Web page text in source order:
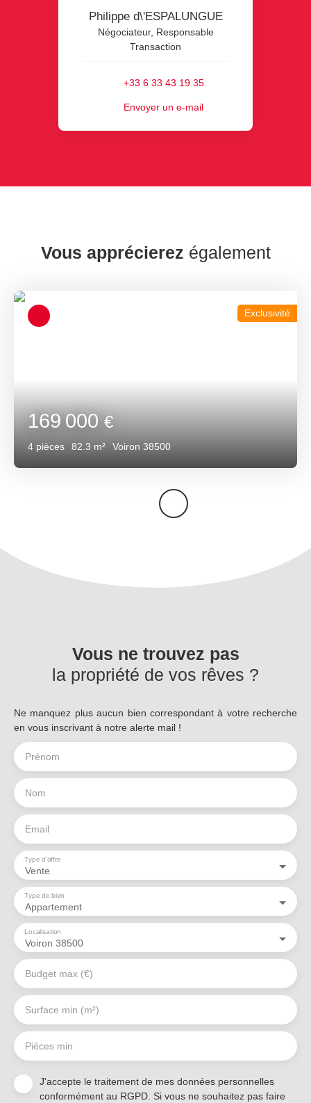
Philippe d\'ESPALUNGUE
Négociateur, Responsable
Transaction
+33 6 33 43 19 35
Envoyer un e-mail
Vous apprécierez également
169 000€
4 pièces 82.3 m² Voiron 38500
Exclusivité
Vous ne trouvez pas
la propriété de vos rêves ?
Ne manquez plus aucun bien correspondant à votre recherche
en vous inscrivant à notre alerte mail !
Prénom
Nom
Email
Vente
Type d'offre
Appartement
Type de bien
Voiron 38500
Localisation
Budget max (€)
Surface min (m²)
Pièces min
J'accepte le traitement de mes données personnelles
conformément au RGPD. Si vous ne souhaitez pas faire